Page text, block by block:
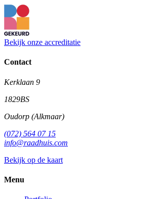
Bekijk onze accreditatie
Contact
Kerklaan 9
1829BS
Oudorp (Alkmaar)
(072) 564 07 15
info@raadhuis.com
Bekijk op de kaart
Menu